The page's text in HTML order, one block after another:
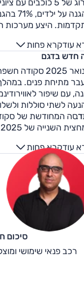
היצע מערכות
בקרת שיוט
עודקרא פחות
חדש בדגם
בינואר 2025
מתיחת פנים.
עם שיפור
לשתי סוללות
המחודשת של
השנייה של 2025.
עודקרא פחות
סיכום
רכב פנאי שימושי